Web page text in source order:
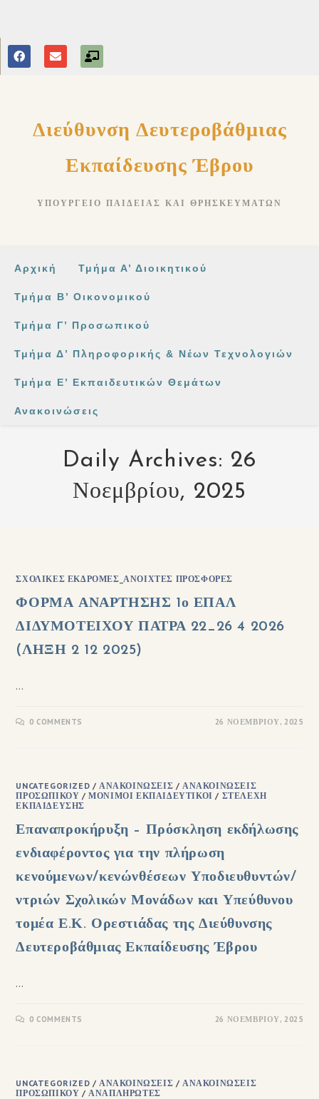
Διεύθυνση Δευτεροβάθμιας
Εκπαίδευσης Έβρου
ΥΠΟΥΡΓΕΊΟ ΠΑΙΔΕΊΑΣ ΚΑΙ ΘΡΗΣΚΕΥΜΆΤΩΝ
Αρχική Τμήμα Α’ Διοικητικού
Τμήμα Β’ Οικονομικού
Τμήμα Γ’ Προσωπικού
Τμήμα Δ’ Πληροφορικής & Νέων Τεχνολογιών
Τμήμα Ε’ Εκπαιδευτικών Θεμάτων
Ανακοινώσεις
Daily Archives: 26
Νοεμβρίου, 2025
ΣΧΟΛΙΚΈΣ ΕΚΔΡΟΜΈΣ_ΑΝΟΙΧΤΈΣ ΠΡΟΣΦΟΡΈΣ
ΦΟΡΜΑ ΑΝΑΡΤΗΣΗΣ 1ο ΕΠΑΛ
ΔΙΔΥΜΟΤΕΙΧΟΥ ΠΑΤΡΑ 22_26 4 2026
(ΛΗΞΗ 2 12 2025)
…
0 COMMENTS 26 ΝΟΕΜΒΡΊΟΥ, 2025
UNCATEGORIZED /ΑΝΑΚΟΙΝΏΣΕΙΣ /ΑΝΑΚΟΙΝΏΣΕΙΣ
ΠΡΟΣΩΠΙΚΟΎ /ΜΌΝΙΜΟΙ ΕΚΠΑΙΔΕΥΤΙΚΟΊ / ΣΤΕΛΈΧΗ
ΕΚΠΑΊΔΕΥΣΗΣ
Επαναπροκήρυξη – Πρόσκληση εκδήλωσης
ενδιαφέροντος για την πλήρωση
κενούμενων/κενώνθέσεων Υποδιευθυντών/
ντριών Σχολικών Μονάδων και Υπεύθυνου
τομέα Ε.Κ. Ορεστιάδας της Διεύθυνσης
Δευτεροβάθμιας Εκπαίδευσης Έβρου
…
0 COMMENTS 26 ΝΟΕΜΒΡΊΟΥ, 2025
UNCATEGORIZED /ΑΝΑΚΟΙΝΏΣΕΙΣ /ΑΝΑΚΟΙΝΏΣΕΙΣ
ΠΡΟΣΩΠΙΚΟΎ /ΑΝΑΠΛΗΡΩΤΈΣ